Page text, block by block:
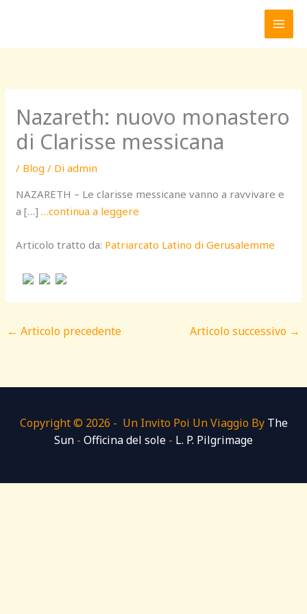
Nazareth: nuovo monastero
di Clarisse messicana
/ Blog / Diadmin
NAZARETH – Le clarisse messicane vanno a ravvivare e
a […]…continua a leggere
Articolo tratto da: Patriarcato Latino di Gerusalemme
← Articolo precedente Articolo successivo →
Copyright © 2026 - Un Invito Poi Un Viaggio By The
Sun - Officina del sole - L. P. Pilgrimage